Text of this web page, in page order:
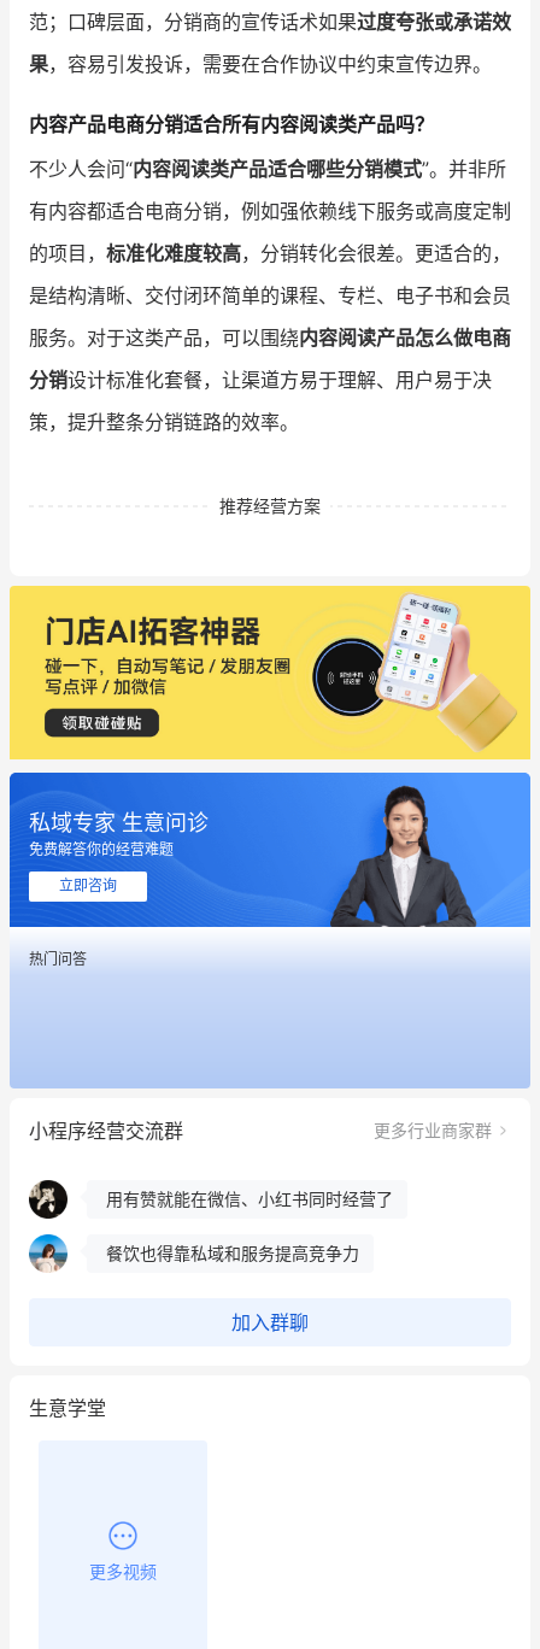
范；口碑层面，分销商的宣传话术如果过度夸张或承诺效
果，容易引发投诉，需要在合作协议中约束宣传边界。
内容产品电商分销适合所有内容阅读类产品吗？
不少人会问“内容阅读类产品适合哪些分销模式”。并非所
有内容都适合电商分销，例如强依赖线下服务或高度定制
的项目， 标准化难度较高，分销转化会很差。更适合的，
是结构清晰、交付闭环简单的课程、专栏、电子书和会员
服务。对于这类产品，可以围绕内容阅读产品怎么做电商
分销设计标准化套餐，让渠道方易于理解、用户易于决
策，提升整条分销链路的效率。
推荐经营方案
私域专家 生意问诊
免费解答你的经营难题
立即咨询
热门问答
小程序经营交流群 更多行业商家群
这个营销策划案例推荐大家看一下
用有赞就能在微信、小红书同时经营了
冰墩墩货源充足需要的联系我
这个营销策划案例推荐大家看一下
用有赞就能在微信、小红书同时经营了
餐饮也得靠私域和服务提高竞争力
加入群聊
生意学堂
更多视频